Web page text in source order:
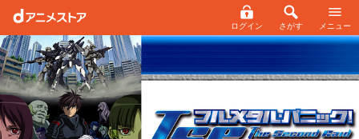
ログイン さがす メニュー